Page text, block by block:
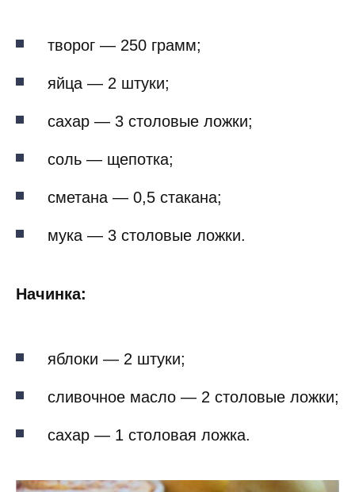
творог — 250 грамм;
яйца — 2 штуки;
сахар — 3 столовые ложки;
соль — щепотка;
сметана — 0,5 стакана;
мука — 3 столовые ложки.
Начинка:
яблоки — 2 штуки;
сливочное масло — 2 столовые ложки;
сахар — 1 столовая ложка.